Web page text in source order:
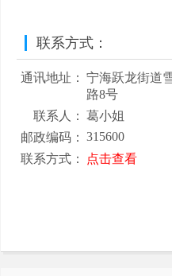
联系方式：
通讯地址：
宁海跃龙街道
路8号
联系人：
葛小姐
邮政编码：
315600
联系方式：
点击查看